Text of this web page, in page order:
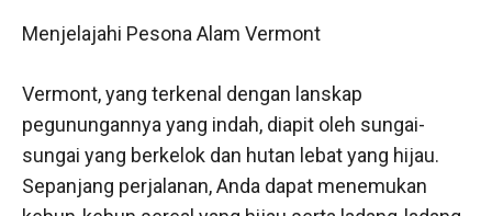
Menjelajahi Pesona Alam Vermont
Vermont, yang terkenal dengan lanskap
pegunungannya yang indah, diapit oleh sungai-
sungai yang berkelok dan hutan lebat yang hijau.
Sepanjang perjalanan, Anda dapat menemukan